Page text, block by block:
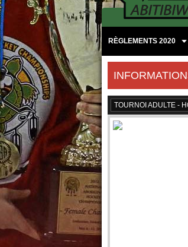
RÈGLEMENTS 2020
TOURNOI ADULTE -